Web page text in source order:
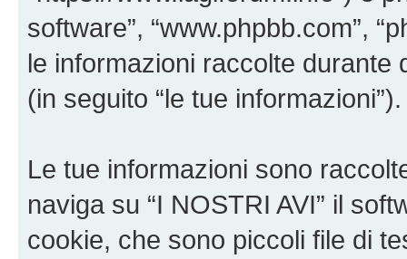
software”, “www.phpbb.com”,
le informazioni raccolte durante
(in seguito “le tue informazioni”).
Le tue informazioni sono
naviga su “I NOSTRI AVI” il
cookie, che sono piccoli file di